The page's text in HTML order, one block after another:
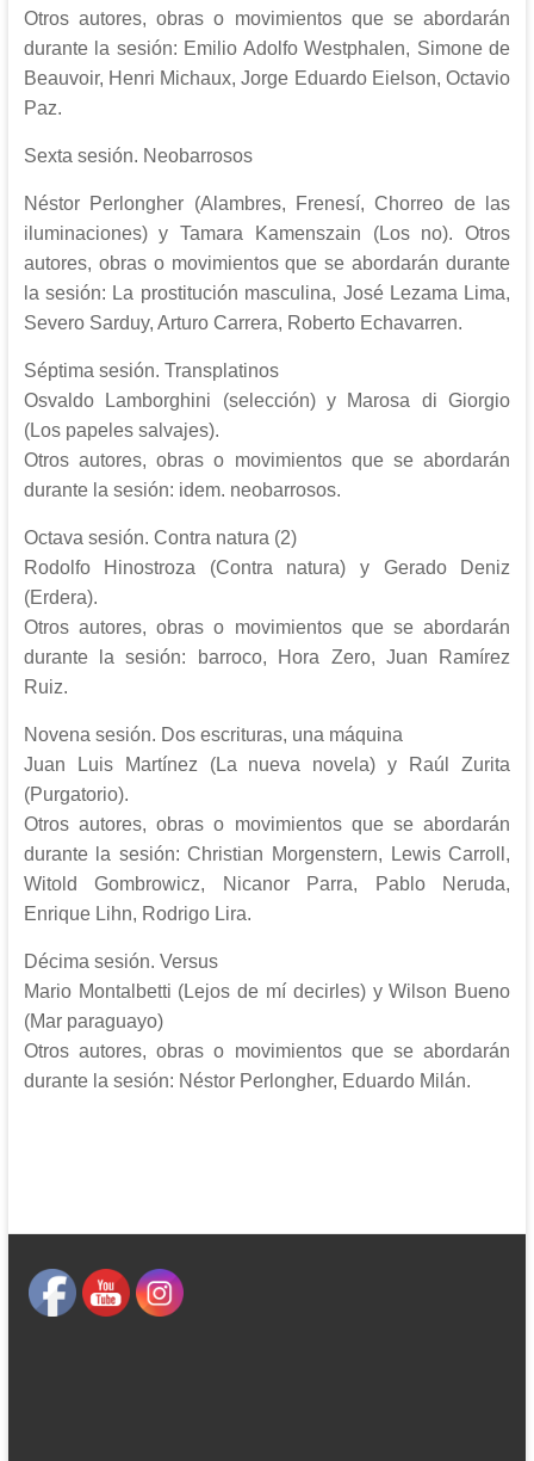
Otros autores, obras o movimientos que se abordarán
durante la sesión: Emilio Adolfo Westphalen, Simone de
Beauvoir, Henri Michaux, Jorge Eduardo Eielson, Octavio
Paz.
Sexta sesión. Neobarrosos
Néstor Perlongher (Alambres, Frenesí, Chorreo de las
iluminaciones) y Tamara Kamenszain (Los no). Otros
autores, obras o movimientos que se abordarán durante
la sesión: La prostitución masculina, José Lezama Lima,
Severo Sarduy, Arturo Carrera, Roberto Echavarren.
Séptima sesión. Transplatinos
Osvaldo Lamborghini (selección) y Marosa di Giorgio
(Los papeles salvajes).
Otros autores, obras o movimientos que se abordarán
durante la sesión: idem. neobarrosos.
Octava sesión. Contra natura (2)
Rodolfo Hinostroza (Contra natura) y Gerado Deniz
(Erdera).
Otros autores, obras o movimientos que se abordarán
durante la sesión: barroco, Hora Zero, Juan Ramírez
Ruiz.
Novena sesión. Dos escrituras, una máquina
Juan Luis Martínez (La nueva novela) y Raúl Zurita
(Purgatorio).
Otros autores, obras o movimientos que se abordarán
durante la sesión: Christian Morgenstern, Lewis Carroll,
Witold Gombrowicz, Nicanor Parra, Pablo Neruda,
Enrique Lihn, Rodrigo Lira.
Décima sesión. Versus
Mario Montalbetti (Lejos de mí decirles) y Wilson Bueno
(Mar paraguayo)
Otros autores, obras o movimientos que se abordarán
durante la sesión: Néstor Perlongher, Eduardo Milán.